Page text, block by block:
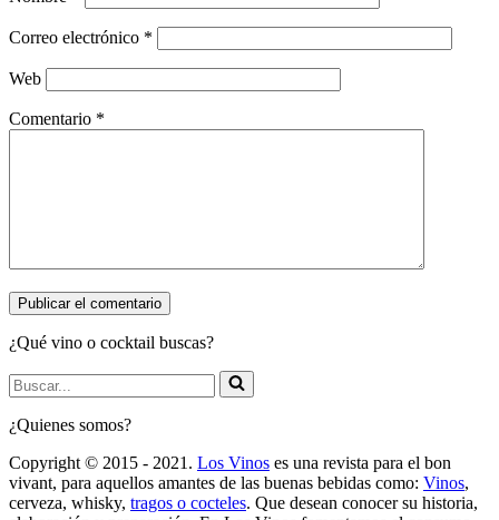
Correo electrónico *
Web
Comentario *
¿Qué vino o cocktail buscas?
Buscar...
¿Quienes somos?
Copyright © 2015 - 2021. Los Vinos es una revista para el bon
vivant, para aquellos amantes de las buenas bebidas como: Vinos,
cerveza, whisky, tragos o cocteles. Que desean conocer su historia,